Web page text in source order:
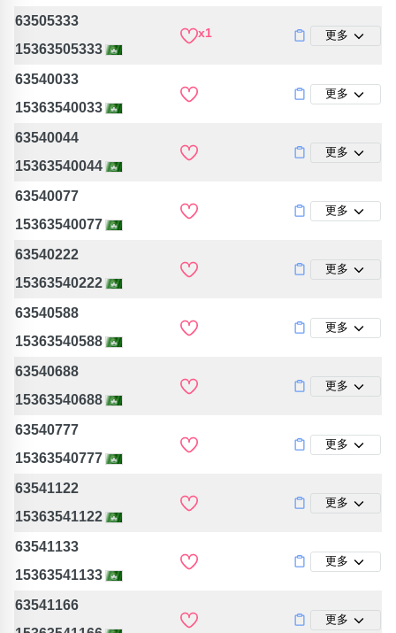
63505333
15363505333
x1 更多
63540033
15363540033
更多
63540044
15363540044
更多
63540077
15363540077
更多
63540222
15363540222
更多
63540588
15363540588
更多
63540688
15363540688
更多
63540777
15363540777
更多
63541122
15363541122
更多
63541133
15363541133
更多
63541166
更多